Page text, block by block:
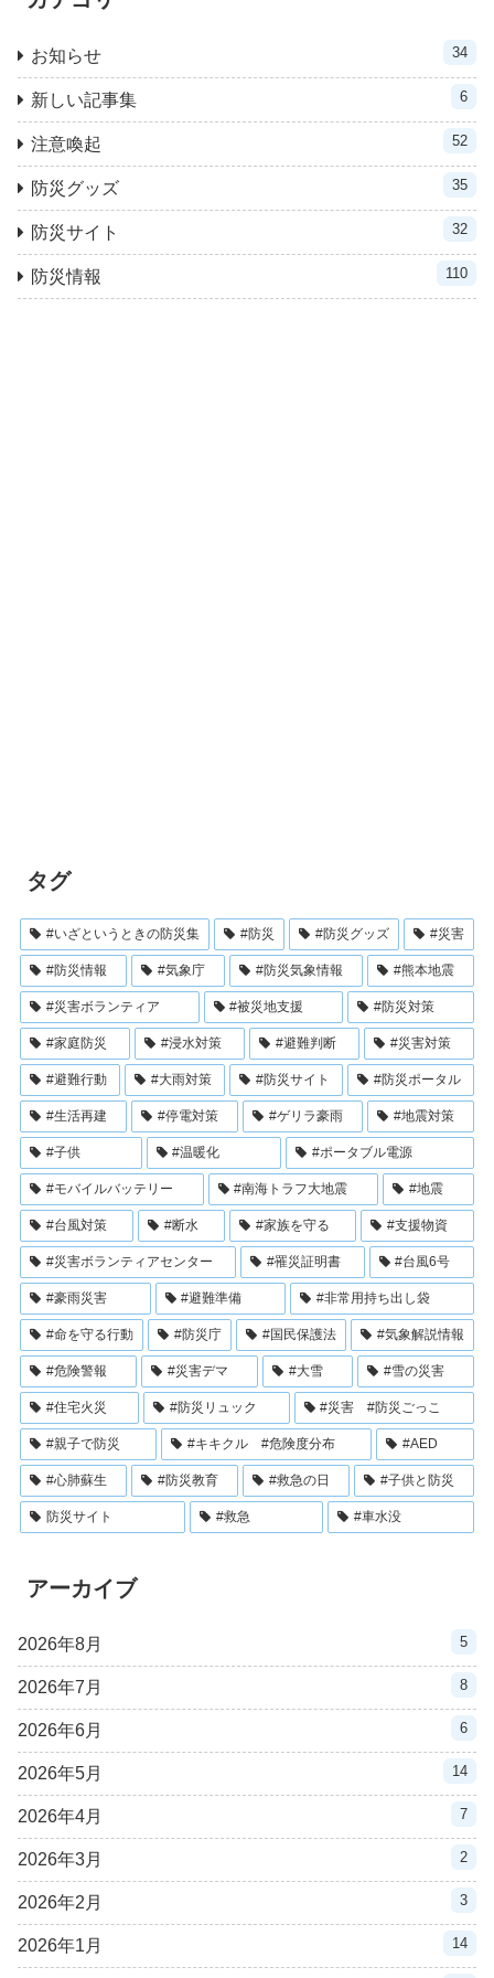
お知らせ 34
新しい記事集 6
注意喚起 52
防災グッズ 35
防災サイト 32
防災情報 110
タグ
#いざというときの防災集 #防災 #防災グッズ #災害
#防災情報 #気象庁 #防災気象情報 #熊本地震
#災害ボランティア #被災地支援 #防災対策
#家庭防災 #浸水対策 #避難判断 #災害対策
#避難行動 #大雨対策 #防災サイト #防災ポータル
#生活再建 #停電対策 #ゲリラ豪雨 #地震対策
#子供 #温暖化 #ポータブル電源
#モバイルバッテリー #南海トラフ大地震 #地震
#台風対策 #断水 #家族を守る #支援物資
#災害ボランティアセンター #罹災証明書 #台風6号
#豪雨災害 #避難準備 #非常用持ち出し袋
#命を守る行動 #防災庁 #国民保護法 #気象解説情報
#危険警報 #災害デマ #大雪 #雪の災害
#住宅火災 #防災リュック #災害 #防災ごっこ
#親子で防災 #キキクル #危険度分布 #AED
#心肺蘇生 #防災教育 #救急の日 #子供と防災
防災サイト #救急 #車水没
アーカイブ
2026年8月 5
2026年7月 8
2026年6月 6
2026年5月 14
2026年4月 7
2026年3月 2
2026年2月 3
2026年1月 14